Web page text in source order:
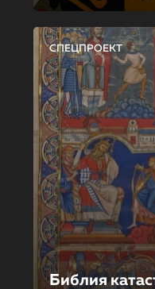
СПЕЦПРОЕКТ
Библия